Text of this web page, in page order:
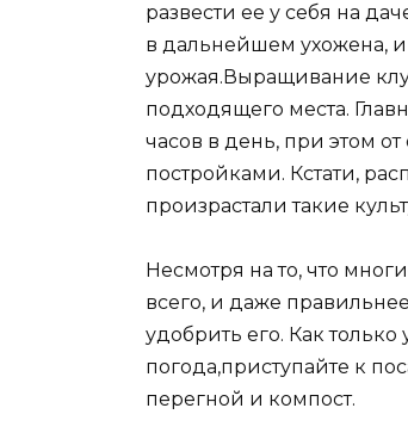
развести ее у себя на
в дальнейшем ухожена, и
урожая.Выращивание
подходящего места.
часов в день, при этом
постройками. Кстати,
произрастали такие
Несмотря на то, что
всего, и даже
удобрить его. Как только
погода,приступайте к
перегной и компост.